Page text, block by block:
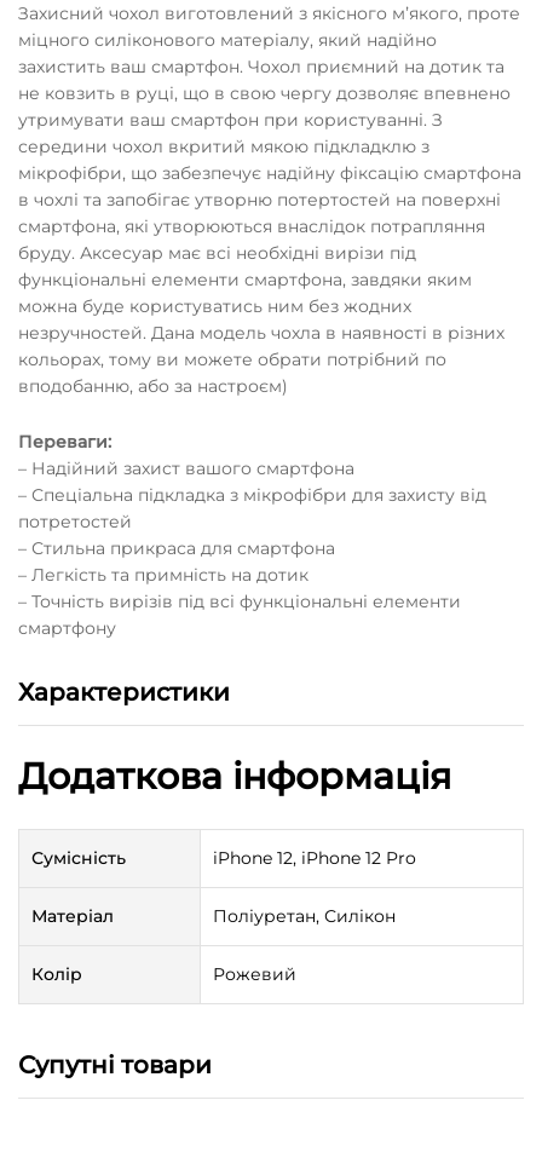
Захисний чохол виготовлений з якісного мʼякого, проте
міцного силіконового матеріалу, який надійно
захистить ваш смартфон. Чохол приємний на дотик та
не ковзить в руці, що в свою чергу дозволяє впевнено
утримувати ваш смартфон при користуванні. З
середини чохол вкритий мякою підкладклю з
мікрофібри, що забезпечує надійну фіксацію смартфона
в чохлі та запобігає утворню потертостей на поверхні
смартфона, які утворюються внаслідок потрапляння
бруду. Аксесуар має всі необхідні вирізи під
функціональні елементи смартфона, завдяки яким
можна буде користуватись ним без жодних
незручностей. Дана модель чохла в наявності в різних
кольорах, тому ви можете обрати потрібний по
вподобанню, або за настроєм)
Переваги:
– Надійний захист вашого смартфона
– Спеціальна підкладка з мікрофібри для захисту від
потретостей
– Стильна прикраса для смартфона
– Легкість та примність на дотик
– Точність вирізів під всі функціональні елементи
смартфону
Характеристики
Додаткова інформація
Сумісність iPhone 12, iPhone 12 Pro
Матеріал Поліуретан, Силікон
Колір Рожевий
Супутні товари